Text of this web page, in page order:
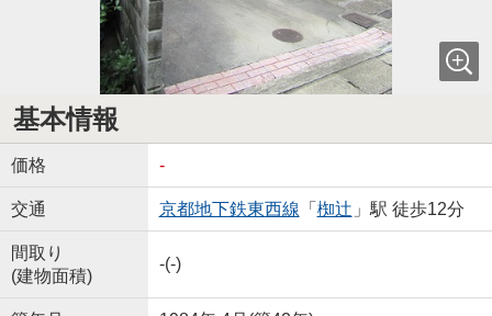
基本情報
価格 -
交通 京都地下鉄東西線 「 椥辻 」駅 徒歩12分
間取り
(建物面積)
-(-)